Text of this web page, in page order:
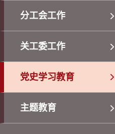
分工会工作
关工委工作
党史学习教育
主题教育